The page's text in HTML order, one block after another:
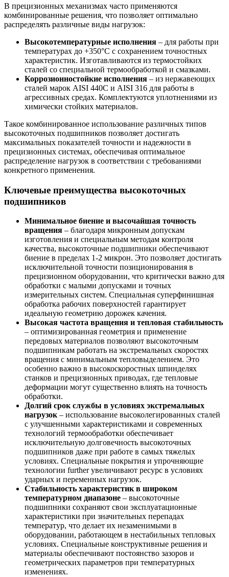
В прецизионных механизмах часто применяются
комбинированные решения, что позволяет оптимально
распределять различные виды нагрузок:
Высокотемпературные исполнения – для работы при
температурах до +350°C с сохранением точностных
характеристик. Изготавливаются из термостойких
сталей со специальной термообработкой и смазками.
Коррозионностойкие исполнения – из нержавеющих
сталей марок AISI 440C и AISI 316 для работы в
агрессивных средах. Комплектуются уплотнениями из
химически стойких материалов.
Такое комбинированное использование различных типов
высокоточных подшипников позволяет достигать
максимальных показателей точности и надежности в
прецизионных системах, обеспечивая оптимальное
распределение нагрузок в соответствии с требованиями
конкретного применения.
Ключевые преимущества высокоточных
подшипников
Минимальное биение и высочайшая точность
вращения – благодаря микронным допускам
изготовления и специальным методам контроля
качества, высокоточные подшипники обеспечивают
биение в пределах 1-2 микрон. Это позволяет достигать
исключительной точности позиционирования в
прецизионном оборудовании, что критически важно для
обработки с малыми допусками и точных
измерительных систем. Специальная суперфинишная
обработка рабочих поверхностей гарантирует
идеальную геометрию дорожек качения.
Высокая частота вращения и тепловая стабильность
– оптимизированная геометрия и применение
передовых материалов позволяют высокоточным
подшипникам работать на экстремальных скоростях
вращения с минимальным тепловыделением. Это
особенно важно в высокоскоростных шпинделях
станков и прецизионных приводах, где тепловые
деформации могут существенно влиять на точность
обработки.
Долгий срок службы в условиях экстремальных
нагрузок – использование высоколегированных сталей
с улучшенными характеристиками и современных
технологий термообработки обеспечивает
исключительную долговечность высокоточных
подшипников даже при работе в самых тяжелых
условиях. Специальные покрытия и упрочняющие
технологии further увеличивают ресурс в условиях
ударных и переменных нагрузок.
Стабильность характеристик в широком
температурном диапазоне – высокоточные
подшипники сохраняют свои эксплуатационные
характеристики при значительных перепадах
температур, что делает их незаменимыми в
оборудовании, работающем в нестабильных тепловых
условиях. Специальные конструктивные решения и
материалы обеспечивают постоянство зазоров и
геометрических параметров при температурных
изменениях.